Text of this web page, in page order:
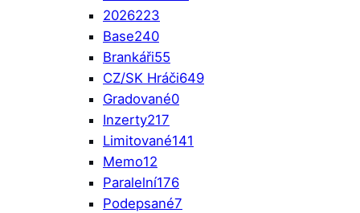
2026223
Base240
Brankáři55
CZ/SK Hráči649
Gradované0
Inzerty217
Limitované141
Memo12
Paralelní176
Podepsané7